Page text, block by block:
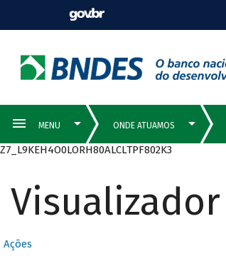
Z7_L9KEH4O0LORH80ALCLTPF802K3
Ações